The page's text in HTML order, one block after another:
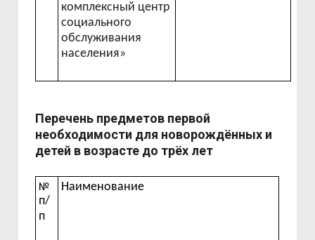
комплексный центр
социального
обслуживания
населения»
Перечень предметов первой
необходимости для новорождённых и
детей в возрасте до трёх лет
№
п/
п
Наименование